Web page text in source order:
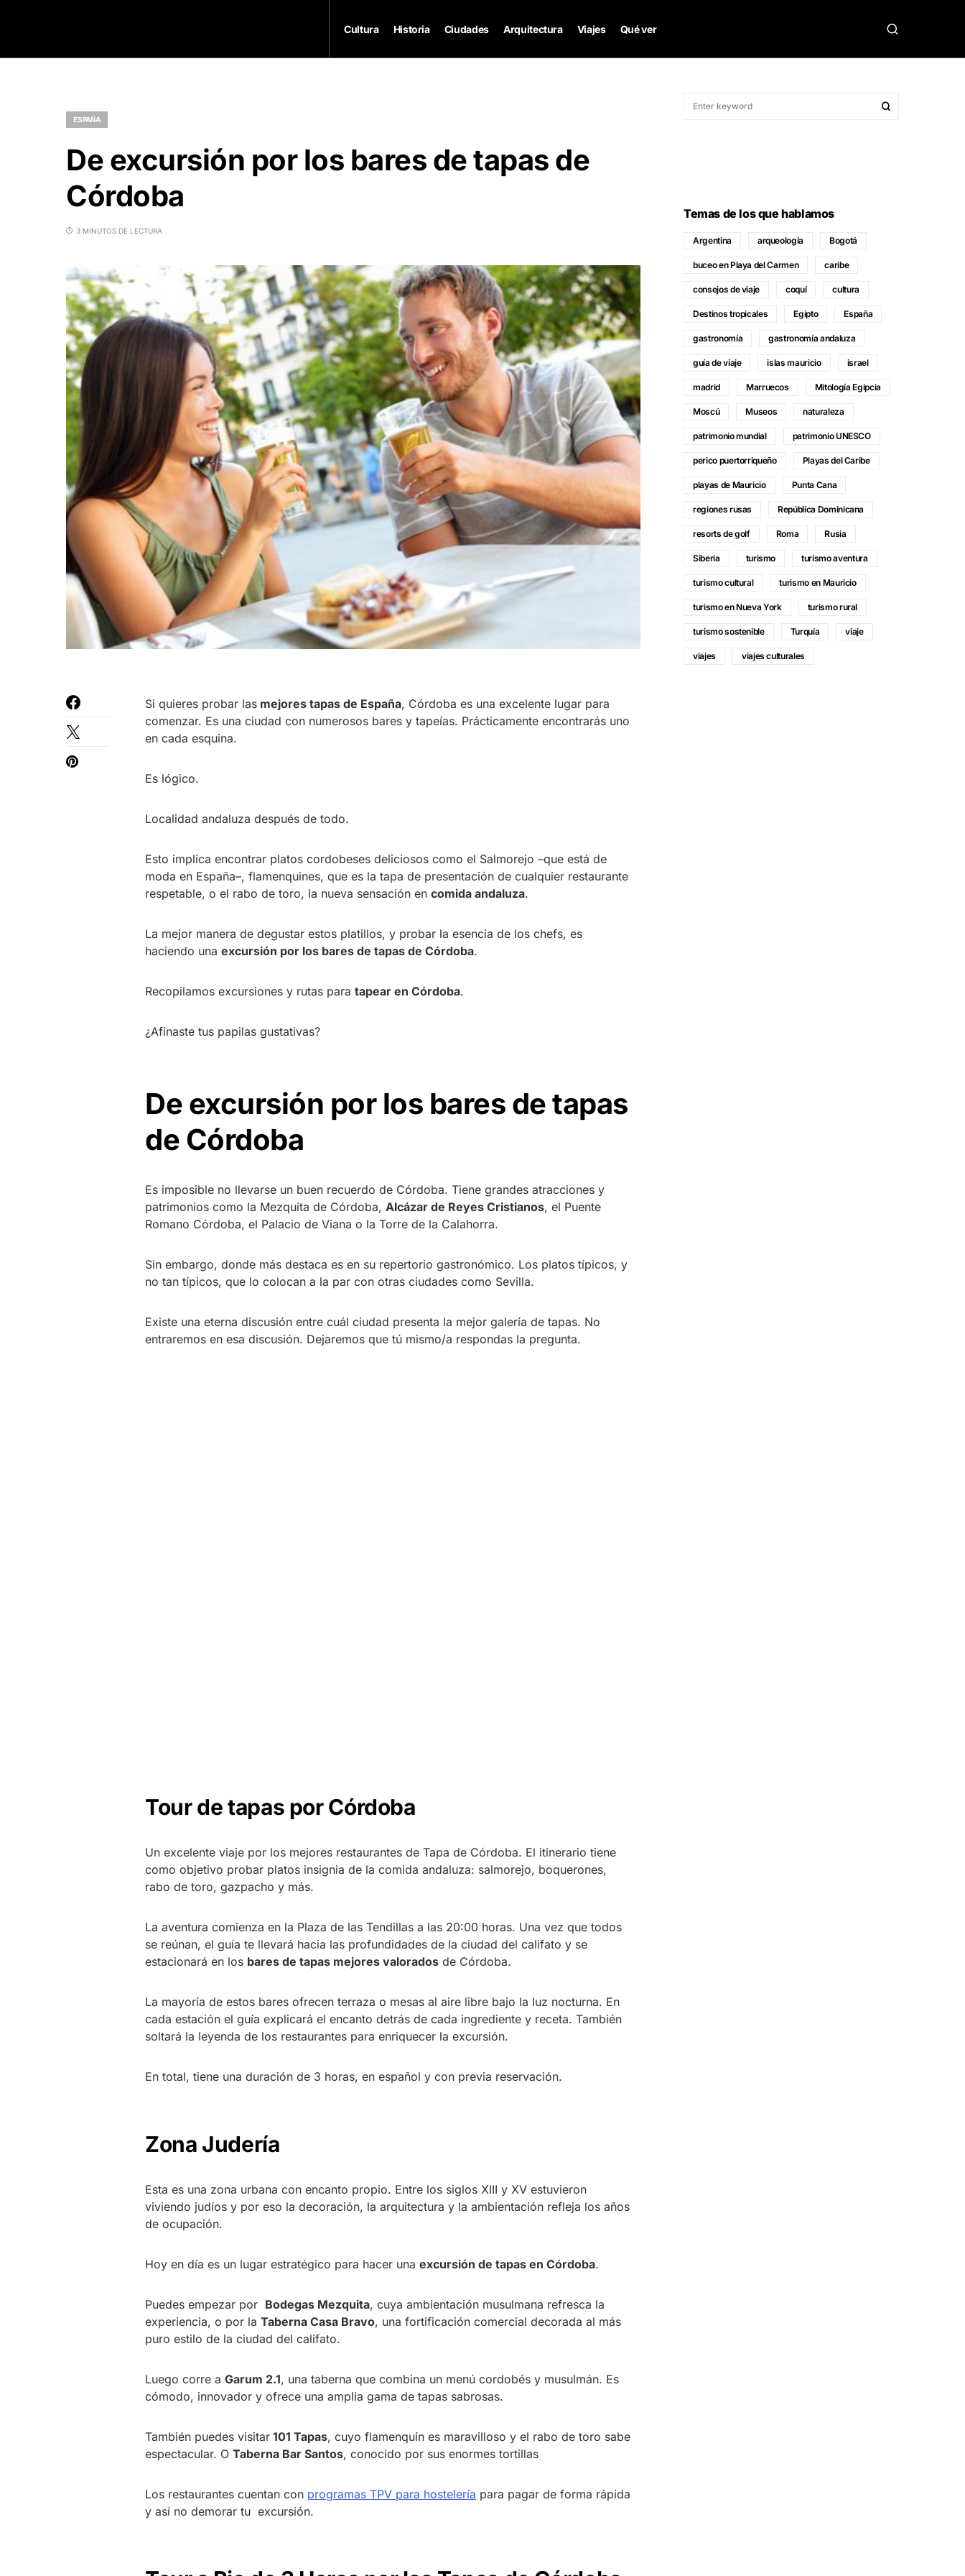
Cultura Historia Ciudades Arquitectura Viajes Qué ver
ESPAÑA
De excursión por los bares de tapas de
Córdoba
3 MINUTOS DE LECTURA
Si quieres probar las mejores tapas de España, Córdoba es una excelente lugar para
comenzar. Es una ciudad con numerosos bares y tapeías. Prácticamente encontrarás uno
en cada esquina.
Es lógico.
Localidad andaluza después de todo.
Esto implica encontrar platos cordobeses deliciosos como el Salmorejo –que está de
moda en España–, flamenquines, que es la tapa de presentación de cualquier restaurante
respetable, o el rabo de toro, la nueva sensación en comida andaluza.
La mejor manera de degustar estos platillos, y probar la esencia de los chefs, es
haciendo una excursión por los bares de tapas de Córdoba.
Recopilamos excursiones y rutas para tapear en Córdoba.
¿Afinaste tus papilas gustativas?
De excursión por los bares de tapas
de Córdoba
Es imposible no llevarse un buen recuerdo de Córdoba. Tiene grandes atracciones y
patrimonios como la Mezquita de Córdoba, Alcázar de Reyes Cristianos, el Puente
Romano Córdoba, el Palacio de Viana o la Torre de la Calahorra.
Sin embargo, donde más destaca es en su repertorio gastronómico. Los platos típicos, y
no tan típicos, que lo colocan a la par con otras ciudades como Sevilla.
Existe una eterna discusión entre cuál ciudad presenta la mejor galería de tapas. No
entraremos en esa discusión. Dejaremos que tú mismo/a respondas la pregunta.
Tour de tapas por Córdoba
Un excelente viaje por los mejores restaurantes de Tapa de Córdoba. El itinerario tiene
como objetivo probar platos insignia de la comida andaluza: salmorejo, boquerones,
rabo de toro, gazpacho y más.
La aventura comienza en la Plaza de las Tendillas a las 20:00 horas. Una vez que todos
se reúnan, el guía te llevará hacia las profundidades de la ciudad del califato y se
estacionará en los bares de tapas mejores valorados de Córdoba.
La mayoría de estos bares ofrecen terraza o mesas al aire libre bajo la luz nocturna. En
cada estación el guía explicará el encanto detrás de cada ingrediente y receta. También
soltará la leyenda de los restaurantes para enriquecer la excursión.
En total, tiene una duración de 3 horas, en español y con previa reservación.
Zona Judería
Esta es una zona urbana con encanto propio. Entre los siglos XIII y XV estuvieron
viviendo judíos y por eso la decoración, la arquitectura y la ambientación refleja los años
de ocupación.
Hoy en día es un lugar estratégico para hacer una excursión de tapas en Córdoba.
Puedes empezar por Bodegas Mezquita, cuya ambientación musulmana refresca la
experiencia, o por la Taberna Casa Bravo, una fortificación comercial decorada al más
puro estilo de la ciudad del califato.
Luego corre a Garum 2.1, una taberna que combina un menú cordobés y musulmán. Es
cómodo, innovador y ofrece una amplia gama de tapas sabrosas.
También puedes visitar 101 Tapas, cuyo flamenquín es maravilloso y el rabo de toro sabe
espectacular. O Taberna Bar Santos, conocido por sus enormes tortillas
Los restaurantes cuentan con programas TPV para hostelería para pagar de forma rápida
y así no demorar tu excursión.
Temas de los que hablamos
Argentina arqueología Bogotá
buceo en Playa del Carmen caribe
consejos de viaje coquí cultura
Destinos tropicales Egipto España
gastronomía gastronomía andaluza
guía de viaje islas mauricio israel
madrid Marruecos Mitología Egipcia
Moscú Museos naturaleza
patrimonio mundial patrimonio UNESCO
perico puertorriqueño Playas del Caribe
playas de Mauricio Punta Cana
regiones rusas República Dominicana
resorts de golf Roma Rusia
Siberia turismo turismo aventura
turismo cultural turismo en Mauricio
turismo en Nueva York turismo rural
turismo sostenible Turquía viaje
viajes viajes culturales